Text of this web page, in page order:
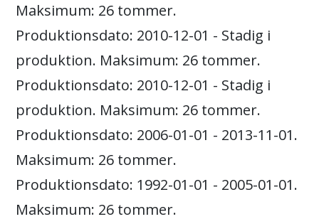
Maksimum: 26 tommer.
Produktionsdato: 2010-12-01 - Stadig i
produktion. Maksimum: 26 tommer.
Produktionsdato: 2010-12-01 - Stadig i
produktion. Maksimum: 26 tommer.
Produktionsdato: 2006-01-01 - 2013-11-01.
Maksimum: 26 tommer.
Produktionsdato: 1992-01-01 - 2005-01-01.
Maksimum: 26 tommer.